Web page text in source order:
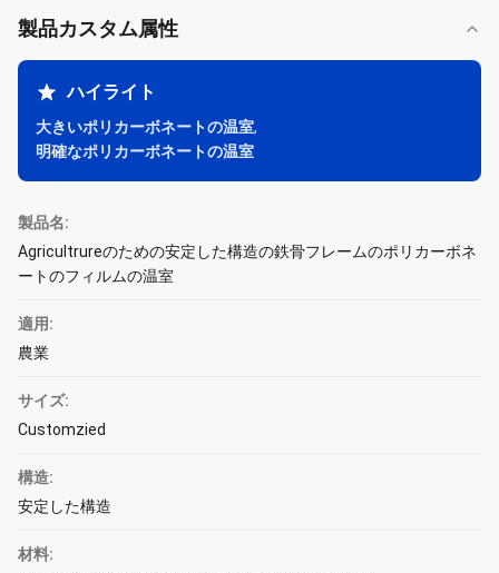
製品カスタム属性
ハイライト
大きいポリカーボネートの温室,
明確なポリカーボネートの温室
製品名:
Agricultrureのための安定した構造の鉄骨フレームのポリカーボネ
ートのフィルムの温室
適用:
農業
サイズ:
Customzied
構造:
安定した構造
材料: